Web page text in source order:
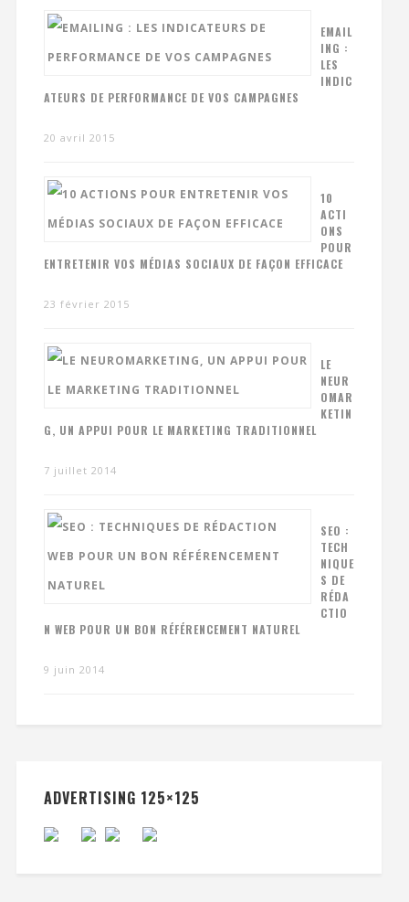
EMAIL
ING :
LES
INDIC
ATEURS DE PERFORMANCE DE VOS CAMPAGNES
20 avril 2015
10
ACTI
ONS
POUR
ENTRETENIR VOS MÉDIAS SOCIAUX DE FAÇON EFFICACE
23 février 2015
LE
NEUR
OMAR
KETIN
G, UN APPUI POUR LE MARKETING TRADITIONNEL
7 juillet 2014
SEO :
TECH
NIQUE
S DE
RÉDA
CTIO
N WEB POUR UN BON RÉFÉRENCEMENT NATUREL
9 juin 2014
ADVERTISING 125×125